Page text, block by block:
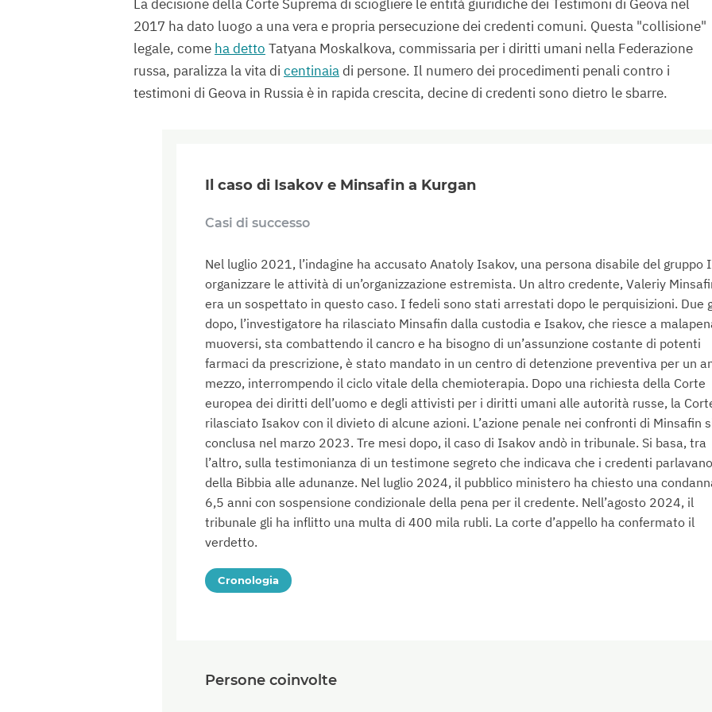
La decisione della Corte Suprema di sciogliere le entità giuridiche dei Testimoni di Geova nel
2017 ha dato luogo a una vera e propria persecuzione dei credenti comuni. Questa "collisione"
legale, come ha detto Tatyana Moskalkova, commissaria per i diritti umani nella Federazione
russa, paralizza la vita di centinaiadi persone. Il numero dei procedimenti penali contro i
testimoni di Geova in Russia è in rapida crescita, decine di credenti sono dietro le sbarre.
Il caso di Isakov e Minsafin a Kurgan
Casi di successo
Nel luglio 2021, l’indagine ha accusato Anatoly Isakov, una persona disabile del gruppo
organizzare le attività di un’organizzazione estremista. Un altro credente, Valeriy
era un sospettato in questo caso. I fedeli sono stati arrestati dopo le perquisizioni. Due
dopo, l’investigatore ha rilasciato Minsafin dalla custodia e Isakov, che riesce a
muoversi, sta combattendo il cancro e ha bisogno di un’assunzione costante di potenti
farmaci da prescrizione, è stato mandato in un centro di detenzione preventiva per un
mezzo, interrompendo il ciclo vitale della chemioterapia. Dopo una richiesta della Corte
europea dei diritti dell’uomo e degli attivisti per i diritti umani alle autorità russe, la
rilasciato Isakov con il divieto di alcune azioni. L’azione penale nei confronti di Minsafin
conclusa nel marzo 2023. Tre mesi dopo, il caso di Isakov andò in tribunale. Si basa, tra
l’altro, sulla testimonianza di un testimone segreto che indicava che i credenti parlavano
della Bibbia alle adunanze. Nel luglio 2024, il pubblico ministero ha chiesto una
6,5 anni con sospensione condizionale della pena per il credente. Nell’agosto 2024, il
tribunale gli ha inflitto una multa di 400 mila rubli. La corte d’appello ha confermato il
verdetto.
Cronologia
Persone coinvolte